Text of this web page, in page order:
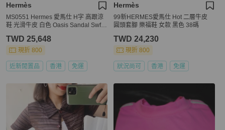
Hermès
MS0551 Hermes 愛馬仕 H字 高跟涼
鞋 光滑牛皮 白色 Oasis Sandal Swfit
TWD 25,648
現折 800
近新閒置品 香港 免運
Hermès
99新HERMES愛馬仕 Hot 二層牛皮
圓頭套腳 樂福鞋 女款 黑色 38碼
TWD 24,230
現折 800
狀況尚可 香港 免運